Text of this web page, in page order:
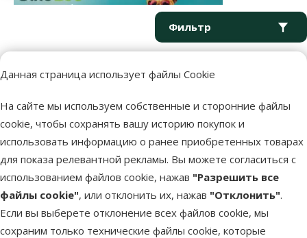
Данная страница использует файлы Cookie
На сайте мы используем собственные и сторонние файлы
cookie, чтобы сохранять вашу историю покупок и
использовать информацию о ранее приобретенных товарах
для показа релевантной рекламы. Вы можете согласиться с
использованием файлов cookie, нажав "Разрешить все
файлы cookie", или отклонить их, нажав "Отклонить".
Если вы выберете отклонение всех файлов cookie, мы
сохраним только технические файлы cookie, которые
Фильтр
Сортировать
Продукты в категории Сачки для пруда
Продукция не найдена
Напиши нам
eveikals@dinozoo.lv
Звони – 26 100 502